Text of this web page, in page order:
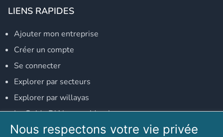
LIENS RAPIDES
Ajouter mon entreprise
Créer un compte
Se connecter
Explorer par secteurs
Explorer par willayas
Le Guide D'Alger, guide-alger.com
NOS RÉSEAUX SOCIAUX
Nous respectons votre vie privée